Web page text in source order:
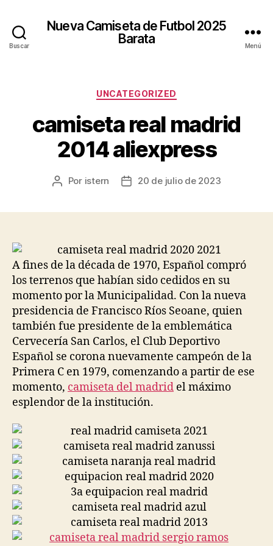
Buscar
Nueva Camiseta de Futbol 2025
Barata
Menú
Categorías
UNCATEGORIZED
camiseta real madrid
2014 aliexpress
Autor
Por istern
Fecha20 de julio de 2023
A fines de la década de 1970, Español compró
los terrenos que habían sido cedidos en su
momento por la Municipalidad. Con la nueva
presidencia de Francisco Ríos Seoane, quien
también fue presidente de la emblemática
Cervecería San Carlos, el Club Deportivo
Español se corona nuevamente campeón de la
Primera C en 1979, comenzando a partir de ese
momento, camiseta del madrid el máximo
esplendor de la institución.